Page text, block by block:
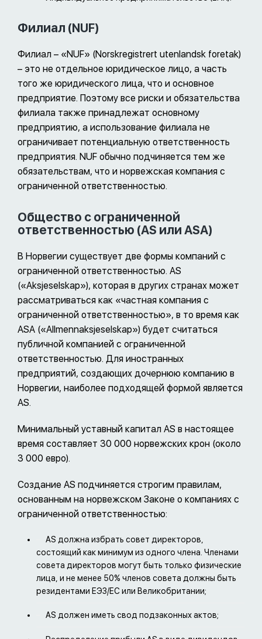
Филиал (NUF)
Филиал – «NUF» (Norskregistrert utenlandsk foretak)
– это не отдельное юридическое лицо, а часть
того же юридического лица, что и основное
предприятие. Поэтому все риски и обязательства
филиала также принадлежат основному
предприятию, а использование филиала не
ограничивает потенциальную ответственность
предприятия. NUF обычно подчиняется тем же
обязательствам, что и норвежская компания с
ограниченной ответственностью.
Общество с ограниченной
ответственностью (AS или ASA)
В Норвегии существует две формы компаний с
ограниченной ответственностью. AS
(«Aksjeselskap»), которая в других странах может
рассматриваться как «частная компания с
ограниченной ответственностью», в то время как
ASA («Allmennaksjeselskap») будет считаться
публичной компанией с ограниченной
ответственностью. Для иностранных
предприятий, создающих дочернюю компанию в
Норвегии, наиболее подходящей формой является
AS.
Минимальный уставный капитал AS в настоящее
время составляет 30 000 норвежских крон (около
3 000 евро).
Создание AS подчиняется строгим правилам,
основанным на норвежском Законе о компаниях с
ограниченной ответственностью:
AS должна избрать совет директоров,
состоящий как минимум из одного члена. Членами
совета директоров могут быть только физические
лица, и не менее 50% членов совета должны быть
резидентами ЕЭЗ/ЕС или Великобритании;
AS должен иметь свод подзаконных актов;